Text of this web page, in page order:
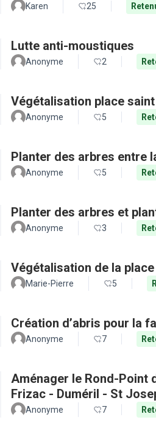
Karen 25
Lutte anti-moustiques
Anonyme 2
Végétalisation place
Anonyme 5
Planter des arbres entre
Anonyme 5
Planter des arbres et
Anonyme 3
Végétalisation de la
Marie-Pierre 5
Création d’abris pour la
Anonyme 7
Aménager le Rond-Point
Frizac - Duméril - St
Anonyme 7